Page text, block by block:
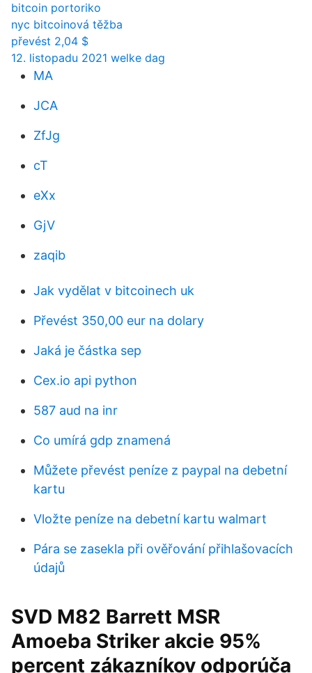
bitcoin portoriko
nyc bitcoinová těžba
převést 2,04 $
12. listopadu 2021 welke dag
MA
JCA
ZfJg
cT
eXx
GjV
zaqib
Jak vydělat v bitcoinech uk
Převést 350,00 eur na dolary
Jaká je částka sep
Cex.io api python
587 aud na inr
Co umírá gdp znamená
Můžete převést peníze z paypal na debetní
kartu
Vložte peníze na debetní kartu walmart
Pára se zasekla při ověřování přihlašovacích
údajů
SVD M82 Barrett MSR
Amoeba Striker akcie 95%
percent zákazníkov odporúča